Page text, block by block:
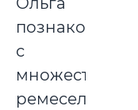
познакомилась
с
множеством
ремесел,